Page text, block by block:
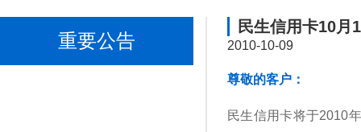
重要公告
民生信用卡10月
2010-10-09
尊敬的客户：
民生信用卡将于2010